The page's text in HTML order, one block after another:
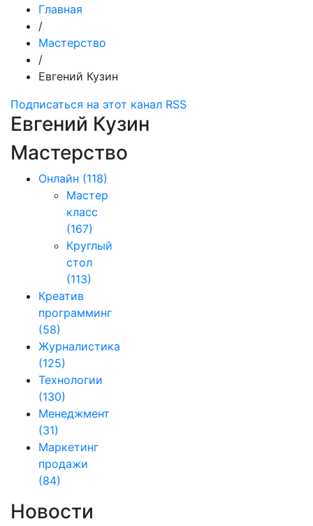
Главная
/
Мастерство
/
Евгений Кузин
Подписаться на этот канал RSS
Евгений Кузин
Мастерство
Онлайн (118)
Мастер
класс
(167)
Круглый
стол
(113)
Креатив
программинг
(58)
Журналистика
(125)
Технологии
(130)
Менеджмент
(31)
Маркетинг
продажи
(84)
Новости